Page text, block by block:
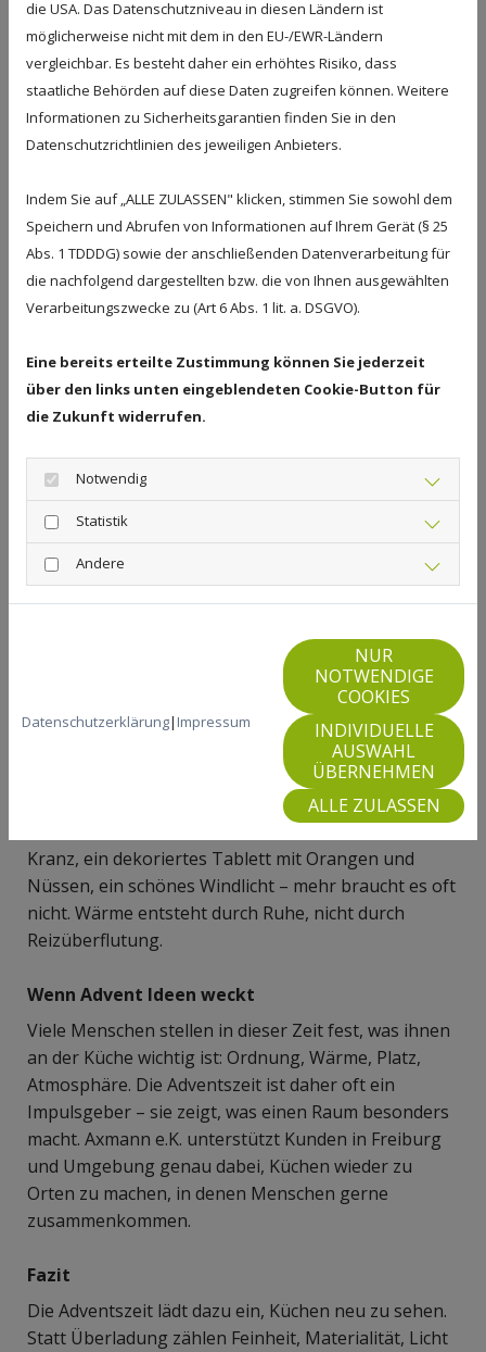
Welche Materialien transportieren Wärme
besonders gut?
Holz ist nach wie vor ein Stimmungsmacher. Doch
auch matte Lackfronten, strukturiertes Glas oder
Tiefe und laden den Raum emotional auf. Viele
Küchenbesitzer sind überrascht, wie stark ein
Austausch kleiner Elemente – wie Armaturen oder
Frontenleisten – wirkt.
„Kitsch“?
Besonders harmonisch wirken Naturfarben:
warmes Creme,
dunkle Grüntöne,
Holznouancen
oder Messingdetails.
Diese Töne verbinden Winter, festliche Stimmung
und Zurückhaltung. Sie passen für die Adventszeit,
Küchenfronten oder eine Arbeitsplatte im warmen
Ton können diese Wirkung dauerhaft verankern.
Warum „weniger, aber besser“ gerade jetzt so
Adventsstimmung entsteht nicht durch Fülle,
Kranz, ein dekoriertes Tablett mit Orangen und
Nüssen, ein schönes Windlicht – mehr braucht es oft
nicht. Wärme entsteht durch Ruhe, nicht durch
Reizüberflutung.
Wenn Advent Ideen weckt
Viele Menschen stellen in dieser Zeit fest, was ihnen
an der Küche wichtig ist: Ordnung, Wärme, Platz,
Atmosphäre. Die Adventszeit ist daher oft ein
Impulsgeber – sie zeigt, was einen Raum besonders
macht. Axmann e.K. unterstützt Kunden in Freiburg
und Umgebung genau dabei, Küchen wieder zu
Orten zu machen, in denen Menschen gerne
zusammenkommen.
Fazit
Die Adventszeit lädt dazu ein, Küchen neu zu sehen.
Statt Überladung zählen Feinheit, Materialität, Licht
die USA. Das Datenschutzniveau in diesen Ländern ist
möglicherweise nicht mit dem in den EU-/EWR-Ländern
vergleichbar. Es besteht daher ein erhöhtes Risiko, dass
staatliche Behörden auf diese Daten zugreifen können. Weitere
Informationen zu Sicherheitsgarantien finden Sie in den
Datenschutzrichtlinien des jeweiligen Anbieters.
Indem Sie auf „ALLE ZULASSEN" klicken, stimmen Sie sowohl dem
Speichern und Abrufen von Informationen auf Ihrem Gerät (§ 25
Abs. 1 TDDDG) sowie der anschließenden Datenverarbeitung für
die nachfolgend dargestellten bzw. die von Ihnen ausgewählten
Verarbeitungszwecke zu (Art 6 Abs. 1 lit. a. DSGVO).
Eine bereits erteilte Zustimmung können Sie jederzeit
über den links unten eingeblendeten Cookie-Button für
die Zukunft widerrufen.
Notwendig
Statistik
Andere
Datenschutzerklärung| Impressum
NUR
NOTWENDIGE
COOKIES
INDIVIDUELLE
AUSWAHL
ÜBERNEHMEN
ALLE ZULASSEN